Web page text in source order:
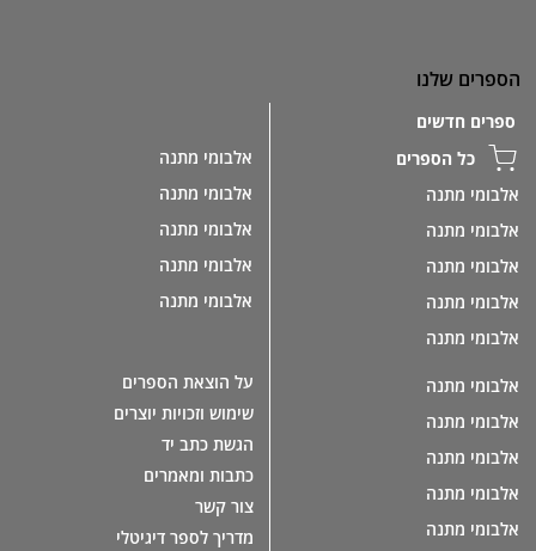
הספרים שלנו
ספרים חדשים
כל הספרים
אלבומי מתנה
אלבומי מתנה
אלבומי מתנה
אלבומי מתנה
אלבומי מתנה
אלבומי מתנה
אלבומי מתנה
אלבומי מתנה
אלבומי מתנה
אלבומי מתנה
אלבומי מתנה
אלבומי מתנה
אלבומי מתנה
אלבומי מתנה
אלבומי מתנה
על הוצאת הספרים
שימוש וזכויות יוצרים
הגשת כתב יד
כתבות ומאמרים
צור קשר
מדריך לספר דיגיטלי